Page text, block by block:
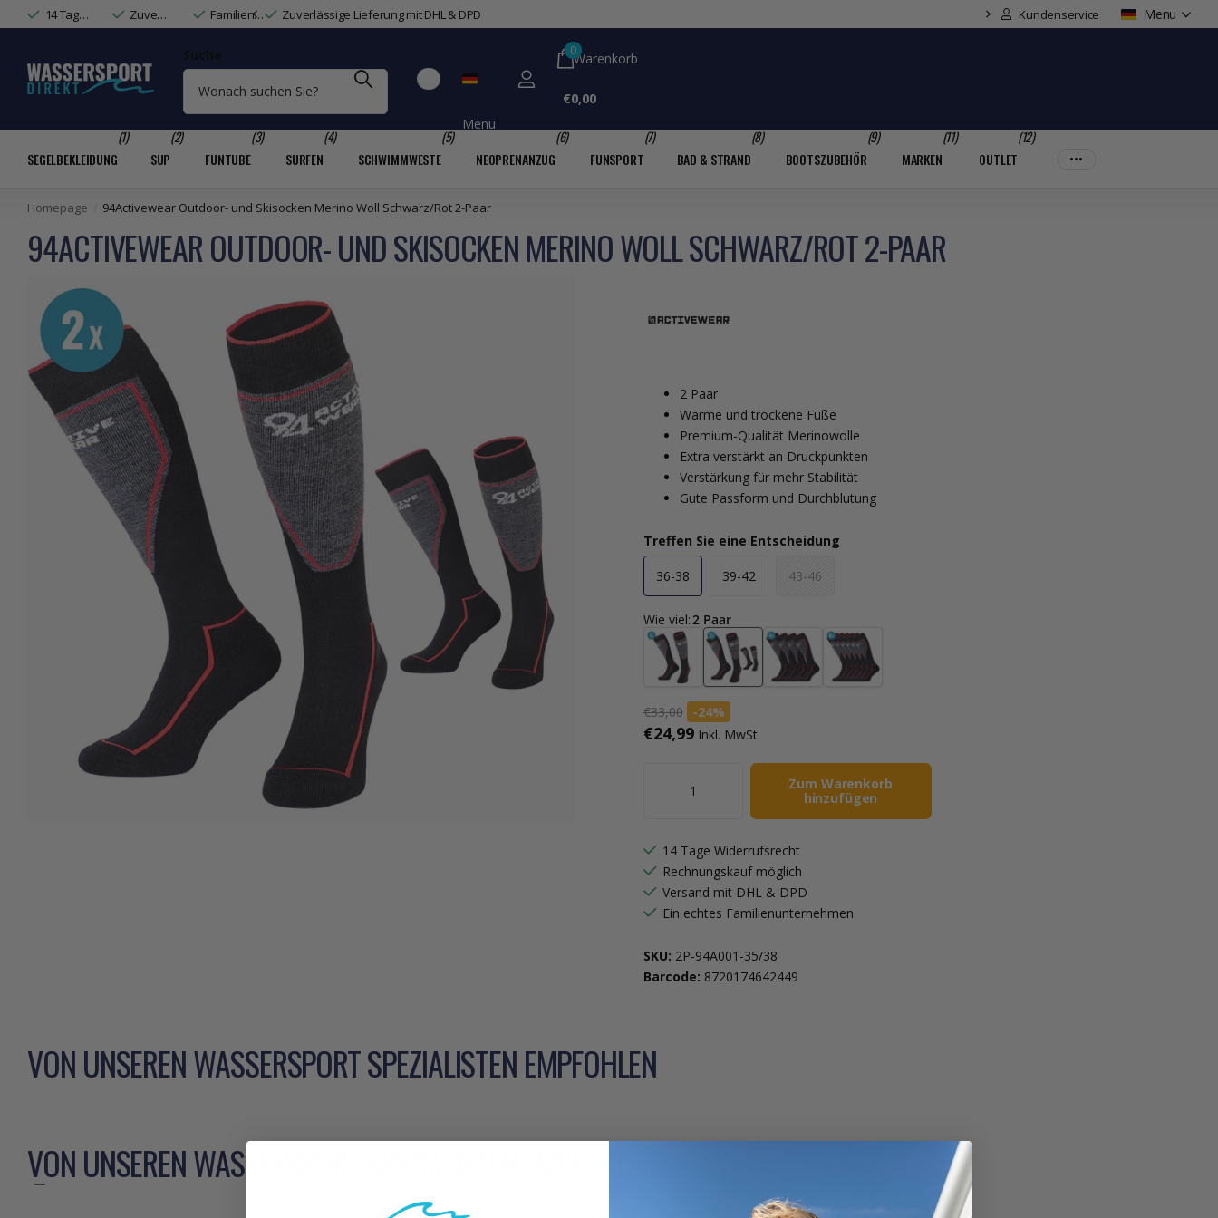
14 Tage Widerrufsrecht & Rechnungskauf Zuverlässige Lieferung mit DHL & DPD Familienunternehmen mit Wassersport-Expertise Zuverlässige Lieferung mit DHL & DPD Kundenservice Menu
Suche
Menu
Warenkorb
0
€0,00
SEGELBEKLEIDUNG
(1)
SUP
(2)
FUNTUBE
(3)
SURFEN
(4)
SCHWIMMWESTE
(5)
NEOPRENANZUG
(6)
FUNSPORT
(7)
BAD & STRAND
(8)
BOOTSZUBEHÖR
(9)
MARKEN
(11)
OUTLET
(12)
Homepage 94Activewear Outdoor- und Skisocken Merino Woll Schwarz/Rot 2-Paar
94ACTIVEWEAR OUTDOOR- UND SKISOCKEN MERINO WOLL SCHWARZ/ROT 2-PAAR
2 Paar
Warme und trockene Füße
Premium-Qualität Merinowolle
Extra verstärkt an Druckpunkten
Verstärkung für mehr Stabilität
Gute Passform und Durchblutung
Treffen Sie eine Entscheidung
36-38 39-42 43-46
Wie viel:2 Paar
€33,00 -24%
€24,99 Inkl. MwSt
Zum Warenkorb
hinzufügen
14 Tage Widerrufsrecht
Rechnungskauf möglich
Versand mit DHL & DPD
Ein echtes Familienunternehmen
SKU: 2P-94A001-35/38
Barcode: 8720174642449
VON UNSEREN WASSERSPORT SPEZIALISTEN EMPFOHLEN
VON UNSEREN WASSERSPORT SPEZIALISTEN EMPFOHLEN